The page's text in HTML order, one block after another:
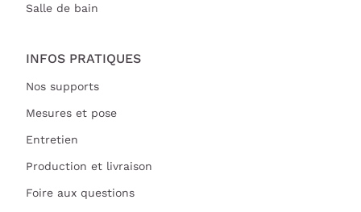
Salle de bain
INFOS PRATIQUES
Nos supports
Mesures et pose
Entretien
Production et livraison
Foire aux questions